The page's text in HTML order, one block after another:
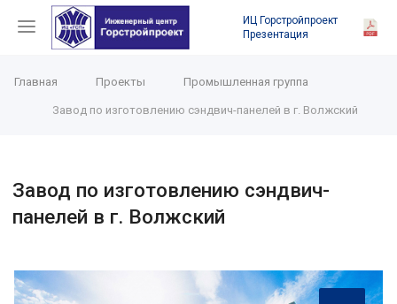
ИЦ Горстройпроект
Презентация
Главная Проекты Промышленная группа
Завод по изготовлению сэндвич-панелей в г. Волжский
Завод по изготовлению сэндвич-
панелей в г. Волжский